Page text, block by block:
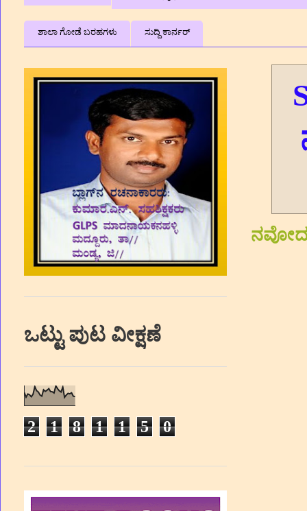
ಶಾಲಾ ಗೋಡೆ ಬರಹಗಳು ಸುದ್ದಿ ಕಾರ್ನರ್
ಒಟ್ಟು ಪುಟ ವೀಕ್ಷಣೆ
2 1 8 1 1 5 0